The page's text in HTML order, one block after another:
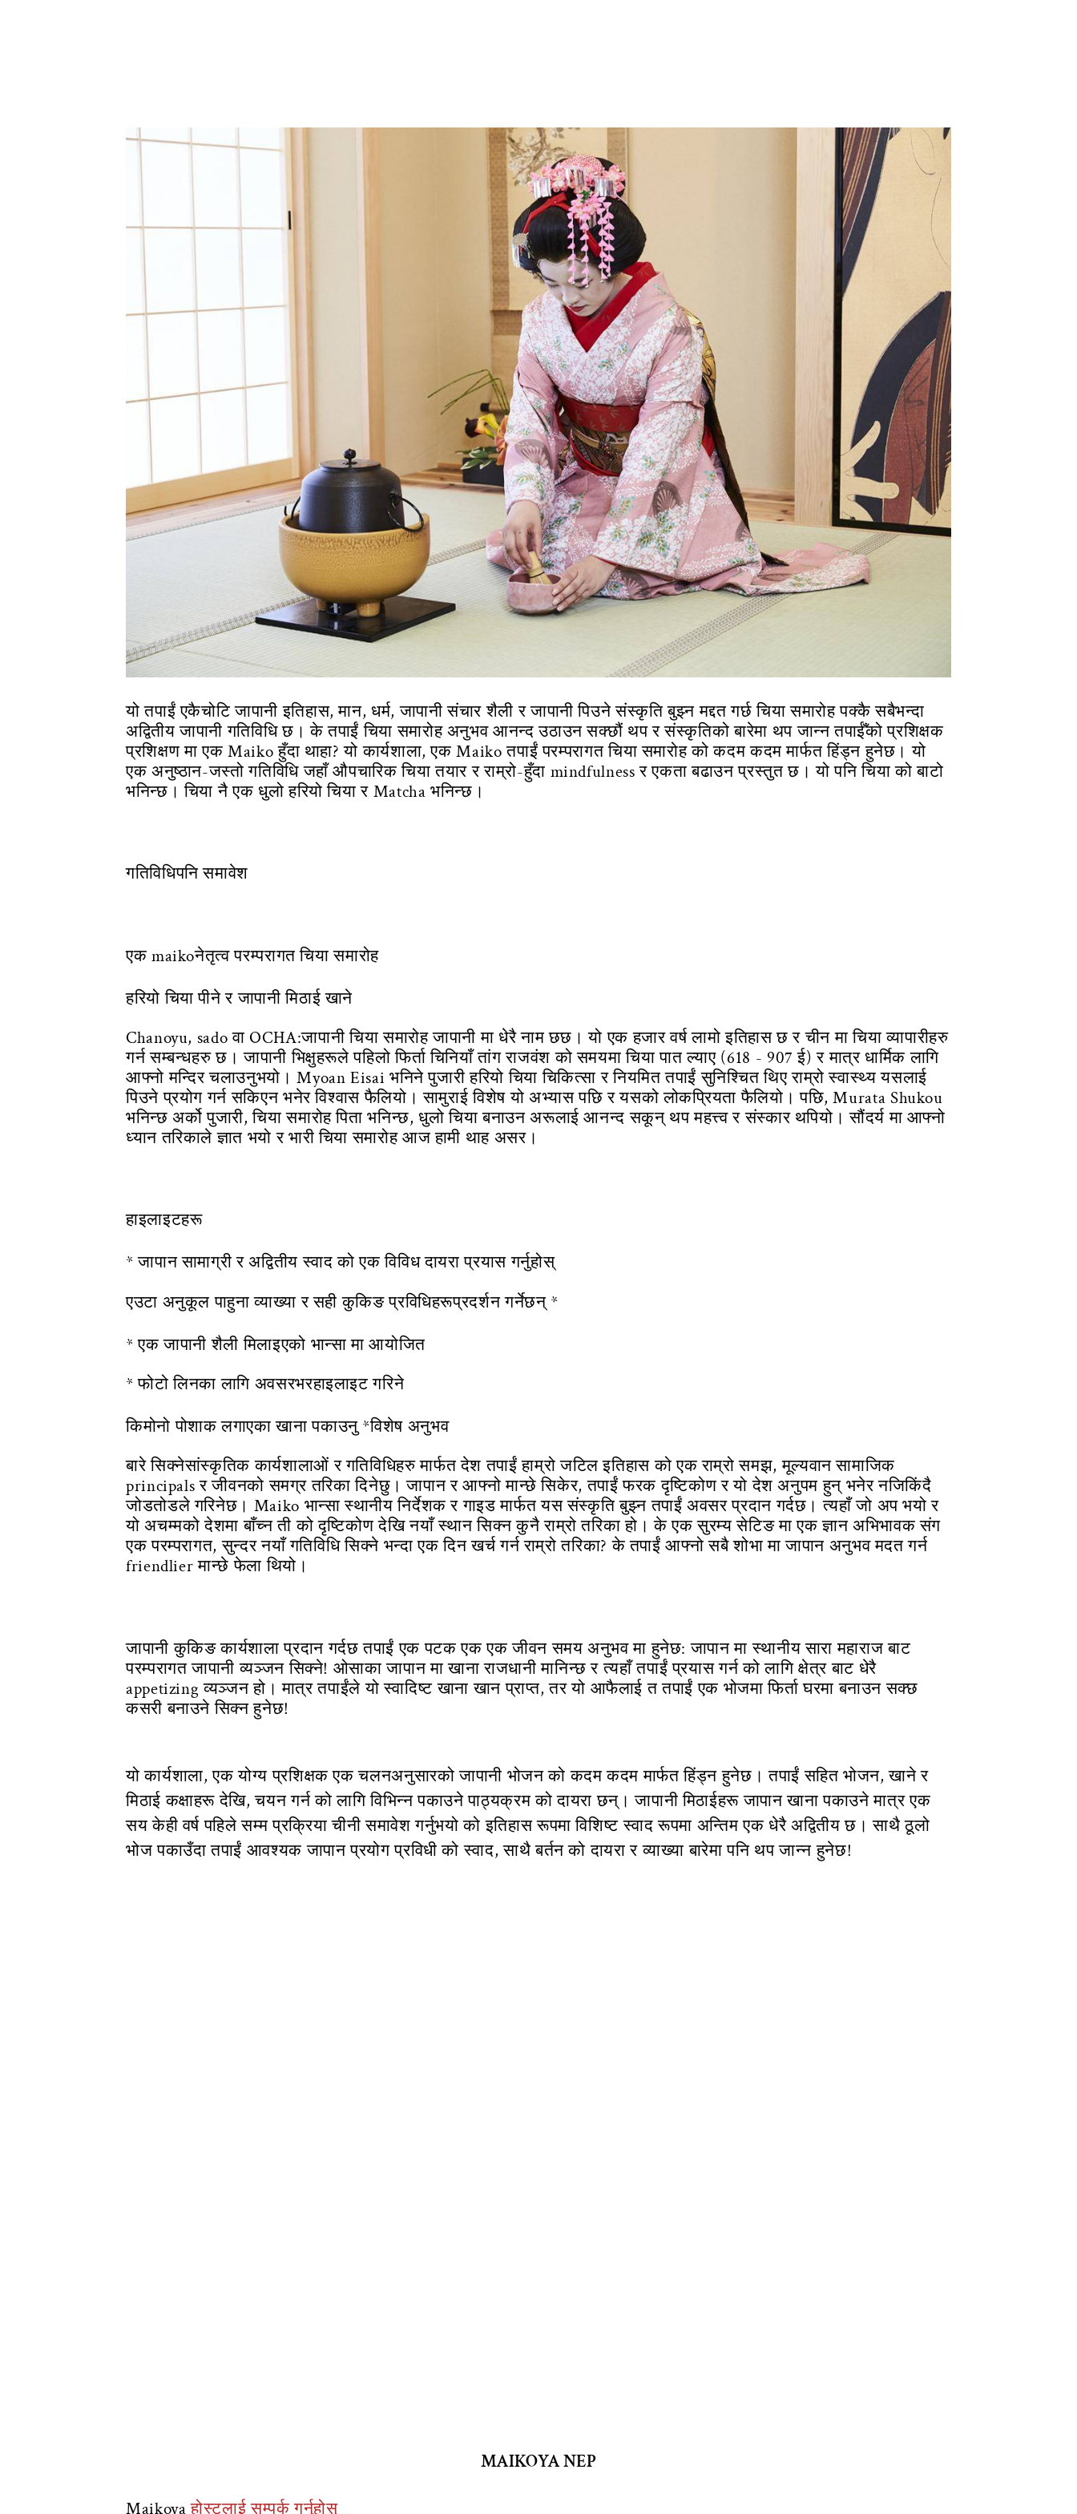
यो तपाईं एकैचोटि जापानी इतिहास, मान, धर्म, जापानी संचार शैली र जापानी पिउने संस्कृति बुझ्न मद्दत गर्छ चिया समारोह पक्कै सबैभन्दा
अद्वितीय जापानी गतिविधि छ। के तपाईं चिया समारोह अनुभव आनन्द उठाउन सक्छौं थप र संस्कृतिको बारेमा थप जान्न तपाईँको प्रशिक्षक
प्रशिक्षण मा एक Maiko हुँदा थाहा? यो कार्यशाला, एक Maiko तपाईं परम्परागत चिया समारोह को कदम कदम मार्फत हिंड्न हुनेछ। यो
एक अनुष्ठान-जस्तो गतिविधि जहाँ औपचारिक चिया तयार र राम्रो-हुँदा mindfulness र एकता बढाउन प्रस्तुत छ। यो पनि चिया को बाटो
भनिन्छ। चिया नै एक धुलो हरियो चिया र Matcha भनिन्छ।
गतिविधिपनि समावेश
एक maikoनेतृत्व परम्परागत चिया समारोह
हरियो चिया पीने र जापानी मिठाई खाने
Chanoyu, sado वा OCHA:जापानी चिया समारोह जापानी मा धेरै नाम छछ। यो एक हजार वर्ष लामो इतिहास छ र चीन मा चिया व्यापारीहरु
गर्न सम्बन्धहरु छ। जापानी भिक्षुहरूले पहिलो फिर्ता चिनियाँ तांग राजवंश को समयमा चिया पात ल्याए (618 - 907 ई) र मात्र धार्मिक लागि
आफ्नो मन्दिर चलाउनुभयो। Myoan Eisai भनिने पुजारी हरियो चिया चिकित्सा र नियमित तपाईं सुनिश्चित थिए राम्रो स्वास्थ्य यसलाई
पिउने प्रयोग गर्न सकिएन भनेर विश्वास फैलियो। सामुराई विशेष यो अभ्यास पछि र यसको लोकप्रियता फैलियो। पछि, Murata Shukou
भनिन्छ अर्को पुजारी, चिया समारोह पिता भनिन्छ, धुलो चिया बनाउन अरूलाई आनन्द सकून् थप महत्त्व र संस्कार थपियो। सौंदर्य मा आफ्नो
ध्यान तरिकाले ज्ञात भयो र भारी चिया समारोह आज हामी थाह असर।
हाइलाइटहरू
* जापान सामाग्री र अद्वितीय स्वाद को एक विविध दायरा प्रयास गर्नुहोस्
एउटा अनुकूल पाहुना व्याख्या र सही कुकिङ प्रविधिहरूप्रदर्शन गर्नेछन् *
* एक जापानी शैली मिलाइएको भान्सा मा आयोजित
* फोटो लिनका लागि अवसरभरहाइलाइट गरिने
किमोनो पोशाक लगाएका खाना पकाउनु *विशेष अनुभव
बारे सिक्नेसांस्कृतिक कार्यशालाओं र गतिविधिहरु मार्फत देश तपाईं हाम्रो जटिल इतिहास को एक राम्रो समझ, मूल्यवान सामाजिक
principals र जीवनको समग्र तरिका दिनेछु। जापान र आफ्नो मान्छे सिकेर, तपाईं फरक दृष्टिकोण र यो देश अनुपम हुन् भनेर नजिकिंदै
जोडतोडले गरिनेछ। Maiko भान्सा स्थानीय निर्देशक र गाइड मार्फत यस संस्कृति बुझ्न तपाईं अवसर प्रदान गर्दछ। त्यहाँ जो अप भयो र
यो अचम्मको देशमा बाँच्न ती को दृष्टिकोण देखि नयाँ स्थान सिक्न कुनै राम्रो तरिका हो। के एक सुरम्य सेटिङ मा एक ज्ञान अभिभावक संग
एक परम्परागत, सुन्दर नयाँ गतिविधि सिक्ने भन्दा एक दिन खर्च गर्न राम्रो तरिका? के तपाईं आफ्नो सबै शोभा मा जापान अनुभव मदत गर्न
friendlier मान्छे फेला थियो।
जापानी कुकिङ कार्यशाला प्रदान गर्दछ तपाईं एक पटक एक एक जीवन समय अनुभव मा हुनेछ: जापान मा स्थानीय सारा महाराज बाट
परम्परागत जापानी व्यञ्जन सिक्ने! ओसाका जापान मा खाना राजधानी मानिन्छ र त्यहाँ तपाईं प्रयास गर्न को लागि क्षेत्र बाट धेरै
appetizing व्यञ्जन हो। मात्र तपाईंले यो स्वादिष्ट खाना खान प्राप्त, तर यो आफैलाई त तपाईं एक भोजमा फिर्ता घरमा बनाउन सक्छ
कसरी बनाउने सिक्न हुनेछ!
यो कार्यशाला, एक योग्य प्रशिक्षक एक चलनअनुसारको जापानी भोजन को कदम कदम मार्फत हिंड्न हुनेछ। तपाईं सहित भोजन, खाने र
मिठाई कक्षाहरू देखि, चयन गर्न को लागि विभिन्न पकाउने पाठ्यक्रम को दायरा छन्। जापानी मिठाईहरू जापान खाना पकाउने मात्र एक
सय केही वर्ष पहिले सम्म प्रक्रिया चीनी समावेश गर्नुभयो को इतिहास रूपमा विशिष्ट स्वाद रूपमा अन्तिम एक धेरै अद्वितीय छ। साथै ठूलो
भोज पकाउँदा तपाईं आवश्यक जापान प्रयोग प्रविधी को स्वाद, साथै बर्तन को दायरा र व्याख्या बारेमा पनि थप जान्न हुनेछ!
MAIKOYA NEP
Maikoyaहोस्टलाई सम्पर्क गर्नुहोस्